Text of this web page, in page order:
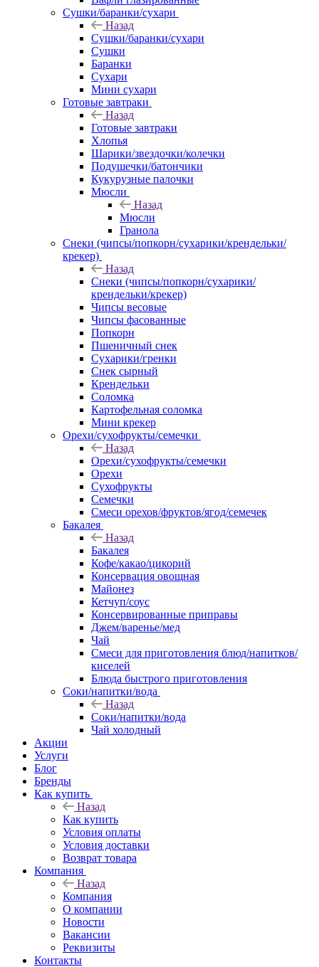
Сушки/баранки/сухари
Назад
Сушки/баранки/сухари
Сушки
Баранки
Сухари
Мини сухари
Готовые завтраки
Назад
Готовые завтраки
Хлопья
Шарики/звездочки/колечки
Подушечки/батончики
Кукурузные палочки
Мюсли
Назад
Мюсли
Гранола
Снеки (чипсы/попкорн/сухарики/крендельки/
крекер)
Назад
Снеки (чипсы/попкорн/сухарики/
крендельки/крекер)
Чипсы весовые
Чипсы фасованные
Попкорн
Пшеничный снек
Сухарики/гренки
Снек сырный
Крендельки
Соломка
Картофельная соломка
Мини крекер
Орехи/сухофрукты/семечки
Назад
Орехи/сухофрукты/семечки
Орехи
Сухофрукты
Семечки
Смеси орехов/фруктов/ягод/семечек
Бакалея
Назад
Бакалея
Кофе/какао/цикорий
Консервация овощная
Майонез
Кетчуп/соус
Консервированные приправы
Джем/варенье/мед
Чай
Смеси для приготовления блюд/напитков/
киселей
Блюда быстрого приготовления
Соки/напитки/вода
Назад
Соки/напитки/вода
Чай холодный
Акции
Услуги
Блог
Бренды
Как купить
Назад
Как купить
Условия оплаты
Условия доставки
Возврат товара
Компания
Назад
Компания
О компании
Новости
Вакансии
Реквизиты
Контакты